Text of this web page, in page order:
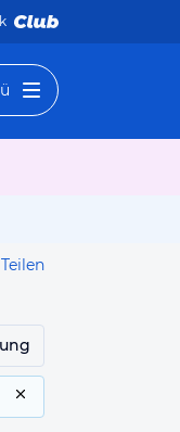
Teilen